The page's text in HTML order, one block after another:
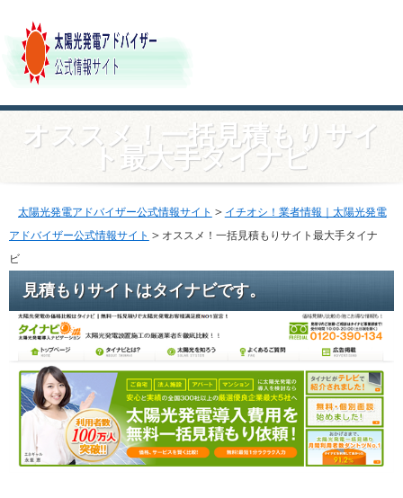
オススメ！一括見積もりサイ
ト最大手タイナビ
太陽光発電アドバイザー公式情報サイト ＞ イチオシ！業者情報｜太陽光発電
アドバイザー公式情報サイト ＞ オススメ！一括見積もりサイト最大手タイナ
ビ
見積もりサイトはタイナビです。